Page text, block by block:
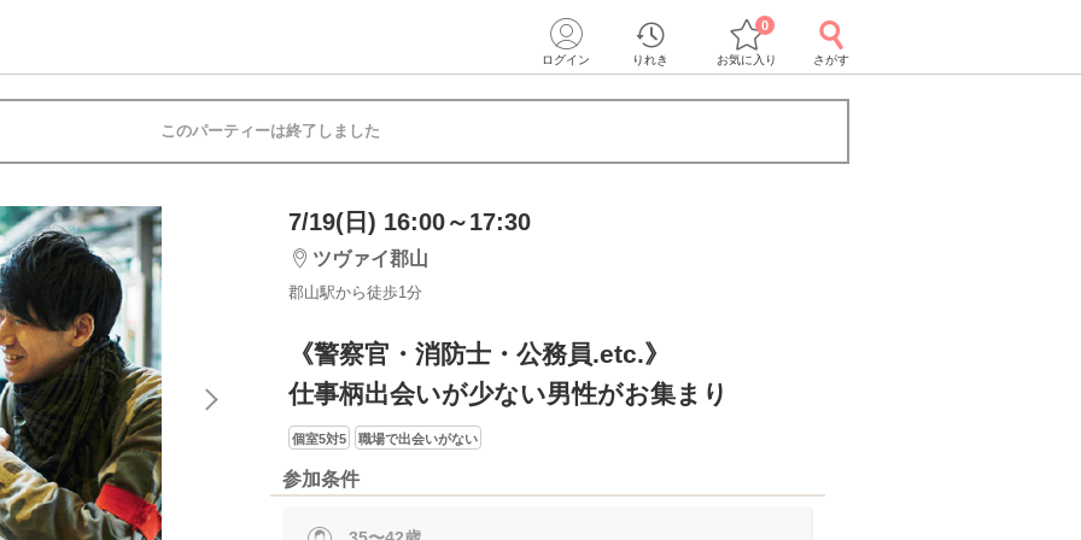
ログイン りれき お気に入り
0
さがす
このパーティーは終了しました
7/19(日) 16:00～17:30
ツヴァイ郡山
郡山駅から徒歩1分
《警察官・消防士・公務員.etc.》
仕事柄出会いが少ない男性がお集まり
個室5対5 職場で出会いがない
参加条件